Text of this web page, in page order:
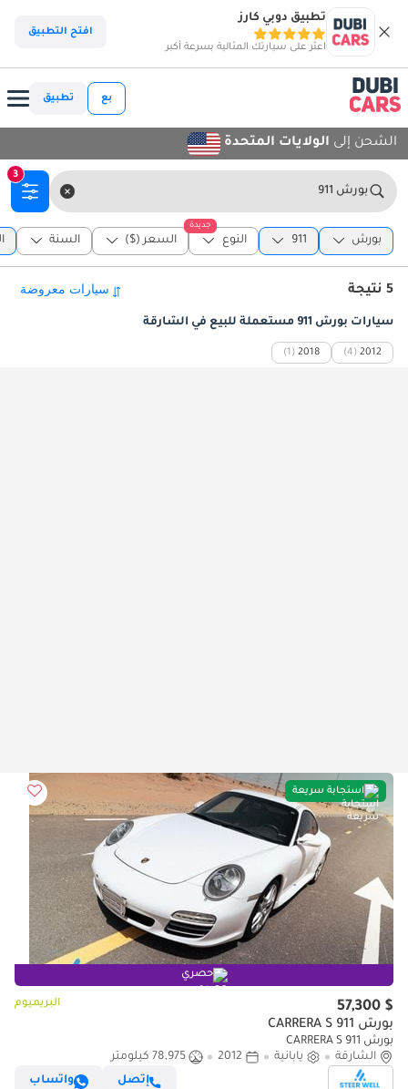
تطبيق دوبي كارز
اعثر على سيارتك المثالية بسرعة أكبر
افتح التطبيق
بع تطبيق
الشحن إلى الولايات المتحدة
بورش 911
3
بورش 911
جديدة
النوع السعر ($) السنة
5 نتيجة
سيارات بورش 911 مستعملة للبيع في الشارقة
2012
(4)
2018
(1)
استجابة سريعة
حصري
$ 57,300 البريميوم
بورش 911 CARRERA S
بورش 911 CARRERA S
الشارقة
يابانية 2012
78,975 كيلومتر
إتصل
واتساب